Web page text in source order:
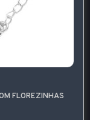
FLOREZINHAS